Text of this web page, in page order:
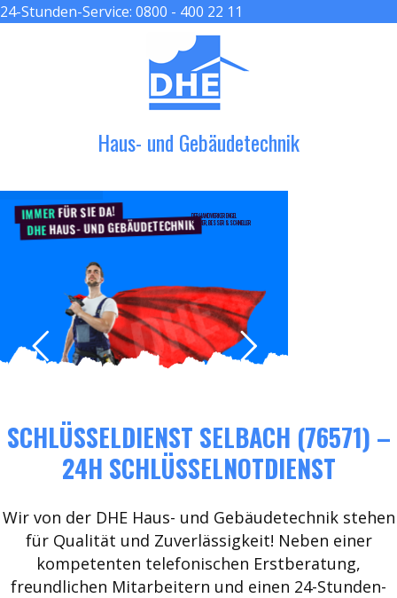
24-Stunden-Service: 0800 - 400 22 11
Haus- und Gebäudetechnik
IMMERFÜR SIE DA!
DHEHAUS- UND GEBÄUDETECHNIK
DER HANDWERKER ENGEL
GRÖßER, BESSER & SCHNELLER
SCHLÜSSELDIENST SELBACH (76571) –
24H SCHLÜSSELNOTDIENST
Wir von der DHE Haus- und Gebäudetechnik stehen
für Qualität und Zuverlässigkeit! Neben einer
kompetenten telefonischen Erstberatung,
freundlichen Mitarbeitern und einen 24-Stunden-